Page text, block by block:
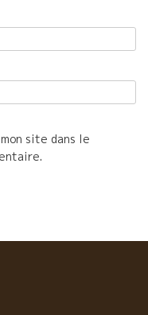
site dans le